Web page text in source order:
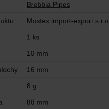
Brebbia Pipes
Mostex import-export
1 ks
10 mm
16 mm
8 g
88 mm